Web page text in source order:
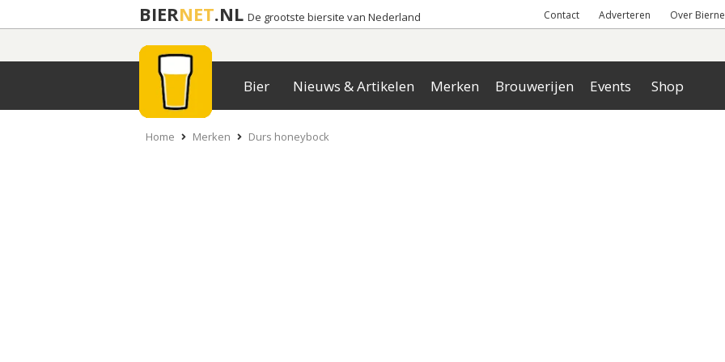
BIERNET.NL De grootste biersite van Nederland Contact Adverteren Over
Bier Nieuws & Artikelen Merken Brouwerijen Events Shop
Home Merken Durs honeybock